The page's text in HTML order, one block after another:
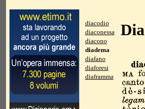
diacodio
diaconessa
diacono
diadema
diafano
diaforesi
diaframma